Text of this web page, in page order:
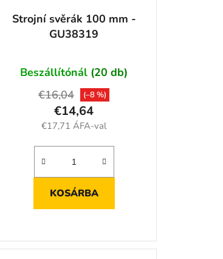
Strojní svěrák 100 mm -
GU38319
Beszállítónál (20 db)
€17,71 ÁFA-val
€14,64
€16,04 (–8 %)
KOSÁRBA